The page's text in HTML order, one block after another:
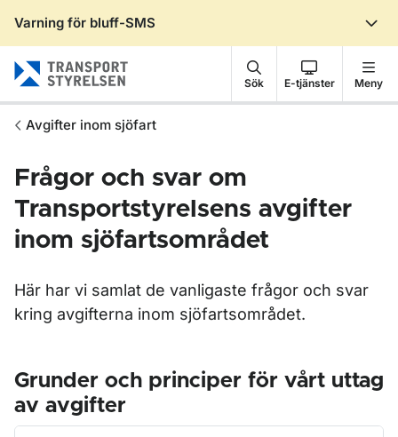
Varning för bluff-SMS
Sök E-tjänster Meny
Avgifter inom sjöfart
Frågor och svar om
Transportstyrelsens avgifter
inom sjöfartsområdet
Här har vi samlat de vanligaste frågor och svar
kring avgifterna inom sjöfartsområdet.
Grunder och principer för vårt uttag
av avgifter